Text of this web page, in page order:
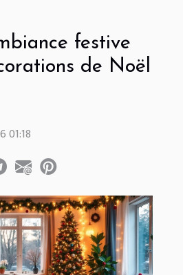
festive
de Noël
01:18